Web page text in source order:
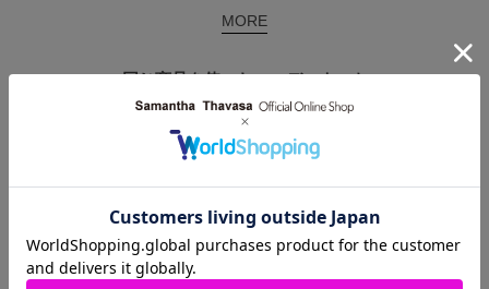
MORE
同じ商品を使ったコーディネート